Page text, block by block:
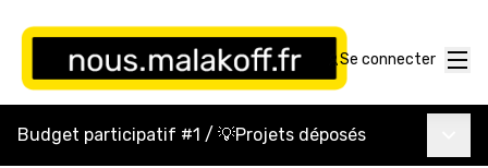
Se connecter
Budget participatif #1 / 💡Projets déposés